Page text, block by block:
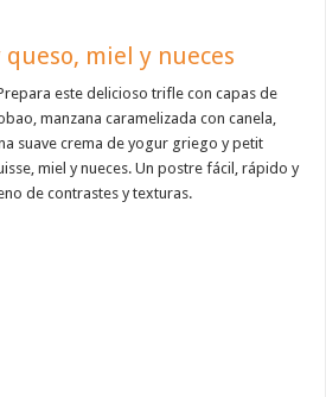
miel y nueces
este delicioso trifle con capas de
manzana caramelizada con canela,
suave crema de yogur griego y petit
miel y nueces. Un postre fácil, rápido y
de contrastes y texturas.